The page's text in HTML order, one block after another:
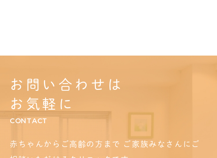
お問い合わせは
お気軽に
CONTACT
赤ちゃんからご高齢の方まで
ご家族みなさんにご